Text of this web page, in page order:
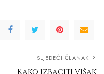
SLJEDEĆI ČLANAK
Kako izbaciti višak